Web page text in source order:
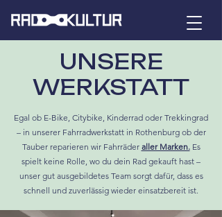
UNSERE
WERKSTATT
Egal ob E-Bike, Citybike, Kinderrad oder Trekkingrad
– in unserer Fahrradwerkstatt in Rothenburg ob der
Tauber reparieren wir Fahrräder aller Marken.Es
spielt keine Rolle, wo du dein Rad gekauft hast –
unser gut ausgebildetes Team sorgt dafür, dass es
schnell und zuverlässig wieder einsatzbereit ist.